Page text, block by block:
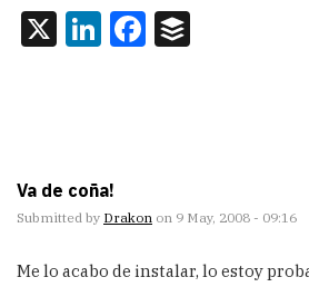
X LinkedIn
Facebook
Va de coña!
Submitted by Drakon on 9 May, 2008 - 09:16
Me lo acabo de instalar, lo estoy